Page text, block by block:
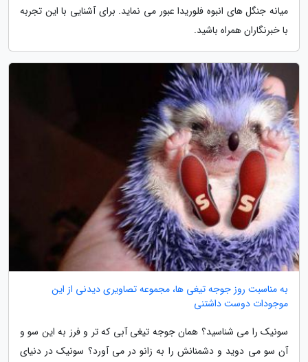
میانه جنگل های انبوه فلوریدا عبور می نماید. برای آشنایی با این تجربه
با خبرنگاران همراه باشید.
به مناسبت روز جوجه تیغی ها، مجموعه تصاویری دیدنی از این
موجودات دوست داشتنی
سونیک را می شناسید؟ همان جوجه تیغی آبی که تر و فرز به این سو و
آن سو می دوید و دشمنانش را به زانو در می آورد؟ سونیک در دنیای